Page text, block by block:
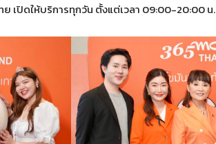
เปิดให้บริการทุกวัน ตั้งแต่เวลา 09:00-20:00 น.